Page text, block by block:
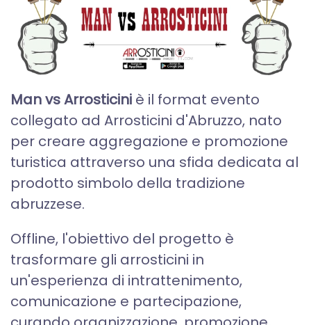
Man vs Arrosticini è il format evento
collegato ad Arrosticini d'Abruzzo, nato
per creare aggregazione e promozione
turistica attraverso una sfida dedicata al
prodotto simbolo della tradizione
abruzzese.
Offline, l'obiettivo del progetto è
trasformare gli arrosticini in
un'esperienza di intrattenimento,
comunicazione e partecipazione,